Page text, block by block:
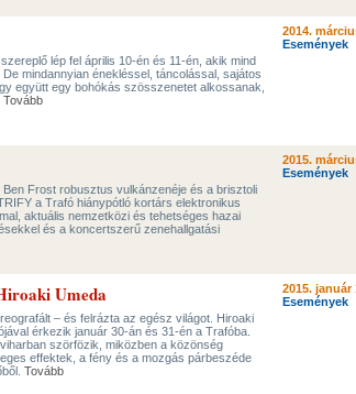
lép fel április 10-én és 11-én, akik mind
mindannyian énekléssel, táncolással, sajátos
együtt egy bohókás szösszenetet alkossanak,
Tovább
2014.
Események
Frost robusztus vulkánzenéje és a brisztoli
a Trafó hiánypótló kortárs elektronikus
aktuális nemzetközi és tehetséges hazai
és a koncertszerű zenehallgatási
2015.
Események
Umeda
– és felrázta az egész világot. Hiroaki
érkezik január 30-án és 31-én a Trafóba.
szörfözik, miközben a közönség
effektek, a fény és a mozgás párbeszéde
Tovább
2015. január
Események